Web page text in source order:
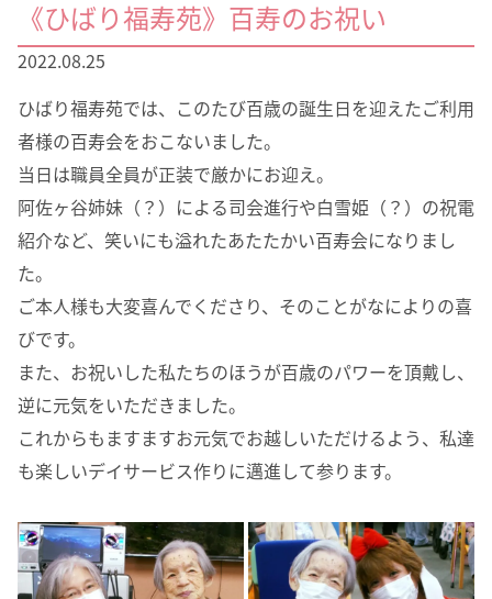
個人情報保護方針
《ひばり福寿苑》百寿のお祝い
2022.08.25
ひばり福寿苑では、このたび百歳の誕生日を迎えたご利用
者様の百寿会をおこないました。
当日は職員全員が正装で厳かにお迎え。
阿佐ヶ谷姉妹（？）による司会進行や白雪姫（？）の祝電
紹介など、笑いにも溢れたあたたかい百寿会になりまし
た。
ご本人様も大変喜んでくださり、そのことがなによりの喜
びです。
また、お祝いした私たちのほうが百歳のパワーを頂戴し、
逆に元気をいただきました。
これからもますますお元気でお越しいただけるよう、私達
も楽しいデイサービス作りに邁進して参ります。